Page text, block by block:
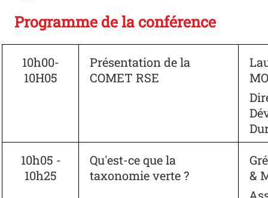
Programme de la conférence
10h00-
10H05
Présentation de la
COMET RSE
10h05 -
10h25
Qu'est-ce que la
taxonomie verte ?
&